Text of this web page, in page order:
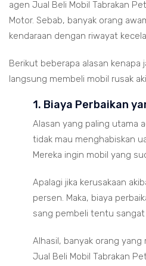
agen Jual Beli Mobil Tabrakan
Motor. Sebab, banyak orang
kendaraan dengan riwayat
Berikut beberapa alasan kenapa
langsung membeli mobil rusak
1. Biaya Perbaikan
Alasan yang paling utama
tidak mau menghabiskan
Mereka ingin mobil yang
Apalagi jika kerusakaan
persen. Maka, biaya
sang pembeli tentu sangat
Alhasil, banyak orang yang
Jual Beli Mobil Tabrakan